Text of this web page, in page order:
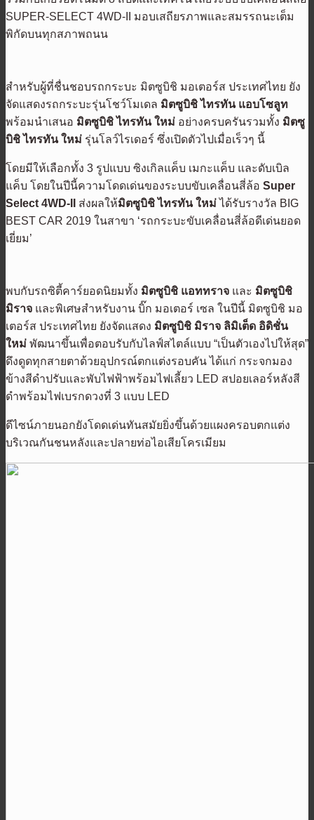
SUPER-SELECT 4WD-II มอบเสถียรภาพและสมรรถนะเต็ม
พิกัดบนทุกสภาพถนน
สำหรับผู้ที่ชื่นชอบรถกระบะ มิตซูบิชิ มอเตอร์ส ประเทศไทย ยัง
จัดแสดงรถกระบะรุ่นโชว์โมเดล มิตซูบิชิ ไทรทัน แอบโซลูท
พร้อมนำเสนอ มิตซูบิชิ ไทรทัน ใหม่ อย่างครบครันรวมทั้ง มิตซู
บิชิ ไทรทัน ใหม่ รุ่นโลว์ไรเดอร์ ซึ่งเปิดตัวไปเมื่อเร็วๆ นี้
โดยมีให้เลือกทั้ง 3 รูปแบบ ซิงเกิลแค็บ เมกะแค็บ และดับเบิล
แค็บ โดยในปีนี้ความโดดเด่นของระบบขับเคลื่อนสี่ล้อ Super
Select 4WD-II
ส่งผลให้มิตซูบิชิ ไทรทัน ใหม่ได้รับรางวัล BIG
BEST CAR 2019 ในสาขา ‘รถกระบะขับเคลื่อนสี่ล้อดีเด่นยอด
เยี่ยม’
พบกับรถซิตี้คาร์ยอดนิยมทั้ง มิตซูบิชิ แอททราจ และ มิตซูบิชิ
มิราจ และพิเศษสำหรับงาน บิ๊ก มอเตอร์ เซล ในปีนี้ มิตซูบิชิ มอ
เตอร์ส ประเทศไทย ยังจัดแสดง มิตซูบิชิ มิราจ ลิมิเต็ด อิดิชั่น
ใหม่ พัฒนาขึ้นเพื่อตอบรับกับไลฟ์สไตล์แบบ “เป็นตัวเองไปให้สุด”
ดึงดูดทุกสายตาด้วยอุปกรณ์ตกแต่งรอบคัน ได้แก่ กระจกมอง
ข้างสีดำปรับและพับไฟฟ้าพร้อมไฟเลี้ยว LED สปอยเลอร์หลังสี
ดำพร้อมไฟเบรกดวงที่ 3 แบบ LED
ดีไซน์ภายนอกยังโดดเด่นทันสมัยยิ่งขึ้นด้วยแผงครอบตกแต่ง
บริเวณกันชนหลังและปลายท่อไอเสียโครเมียม